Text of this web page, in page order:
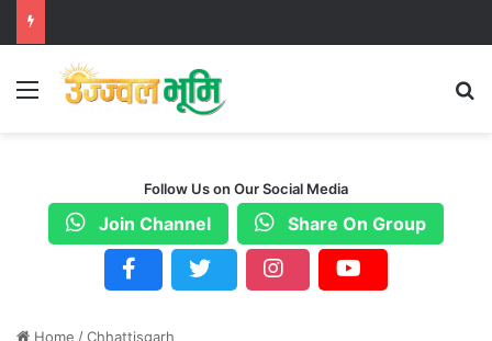
Menu
Follow Us on Our Social Media
Join Channel Share On Group
Home /Chhattisgarh